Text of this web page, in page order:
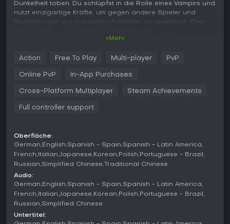
Dunkelheit toben. Du schlüpfst in die Rolle eines Vampirs und
nutzt einzigartige Kräfte, um gegen andere Spieler und
Bedrohungen wie Inquisition-Soldaten zu überleben. Das
Straßenkämpfen bis zu Dachambuschs - und bewahrt dabei
menschlichen Gesellschaft verbirgt.
Gameplay
In Vampire: The Masquerade - Bloodhunt dreht sich alles
Vampirfähigkeiten einzusetzen, um in Gefechten die
Stats und schaltet stärkere Abilities frei. Die
Bewegungssysteme lassen Schwerkraft ignorieren, etwa
durch Wall-Running oder Sprünge zwischen Gebäuden, und
verleihen Kämpfen eine vertikale Dimension. Der Combat
mischt Gunplay mit übernatürlichen Kräften: Du trackst
Feinde, störst ihre Abilities oder legst Fallen, je nach
gewähltem Archetyp.
und Tattoos an, um deinen Look einzigartig zu machen. Die
+Mehr
Action Free To Play Multi-player PvP
Online PvP In-App Purchases
Cross-Platform Multiplayer Steam Achievements
Full controller support
Oberfläche:
German English Spanish - Spain Spanish - Latin America
French Italian Japanese Korean Polish Portuguese - Brazil
Russian Simplified Chinese
Traditional Chinese
Audio:
German English Spanish - Spain Spanish - Latin America
French Italian Japanese Korean Polish Portuguese - Brazil
Russian Simplified Chinese
Untertitel: